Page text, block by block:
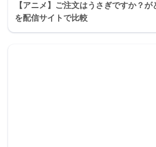
【アニメ】ご注文はうさぎですか？
を配信サイトで比較